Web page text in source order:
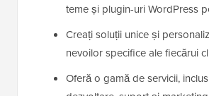
teme și plugin-uri WordPress
Creați soluții unice și
nevoilor specifice ale fiecărui
Oferă o gamă de servicii,